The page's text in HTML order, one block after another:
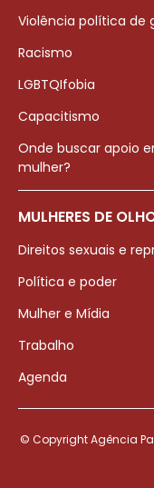
Violência política de
Racismo
LGBTQIfobia
Capacitismo
Onde buscar apoio
mulher?
MULHERES DE
Direitos sexuais e
Política e poder
Mulher e Mídia
Trabalho
Agenda
© Copyright Agência